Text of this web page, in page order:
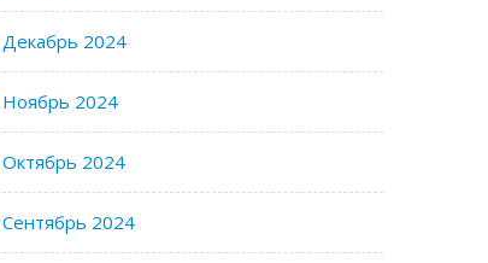
Декабрь 2024
Ноябрь 2024
Октябрь 2024
Сентябрь 2024